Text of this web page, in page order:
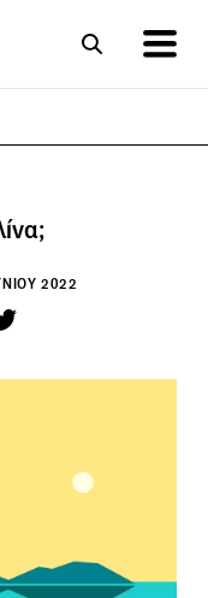
2022